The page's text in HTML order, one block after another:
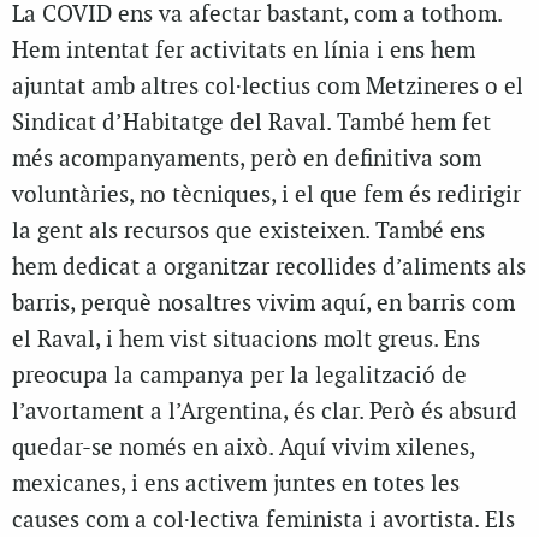
La COVID ens va afectar bastant, com a tothom.
Hem intentat fer activitats en línia i ens hem
ajuntat amb altres col·lectius com Metzineres o el
Sindicat d’Habitatge del Raval. També hem fet
més acompanyaments, però en definitiva som
voluntàries, no tècniques, i el que fem és redirigir
la gent als recursos que existeixen. També ens
hem dedicat a organitzar recollides d’aliments als
barris, perquè nosaltres vivim aquí, en barris com
el Raval, i hem vist situacions molt greus. Ens
preocupa la campanya per la legalització de
l’avortament a l’Argentina, és clar. Però és absurd
quedar-se només en això. Aquí vivim xilenes,
mexicanes, i ens activem juntes en totes les
causes com a col·lectiva feminista i avortista. Els